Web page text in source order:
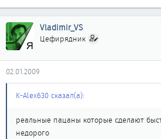
Vladimir_VS
Цефирядник
02.01.2009
K-Alex630 сказал(а):
реальные пацаны которые сделают
недорого